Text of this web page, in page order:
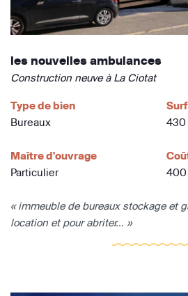
les nouvelles ambulances
Construction neuve à La Ciotat
Type de bien
Bureaux
430
Maître d'ouvrage
Particulier
« immeuble de bureaux stockage et
location et pour abriter... »